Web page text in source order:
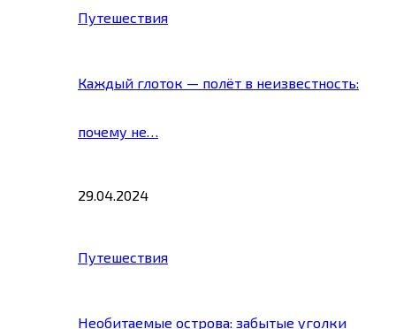
Путешествия
Каждый глоток — полёт в неизвестность:
почему не…
29.04.2024
Путешествия
Необитаемые острова: забытые уголки